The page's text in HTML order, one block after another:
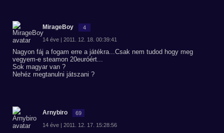
MirageBoy 4
14 éve | 2011. 12. 18. 00:39:41
Nagyon fáj a fogam erre a játékra...Csak nem tudod hogy meg
vegyem-e steamon 20euróért...
Sok magyar van ?
Nehéz megtanulni játszani ?
Arnybiro 69
14 éve | 2011. 12. 17. 15:28:56